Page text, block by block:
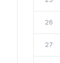
26
27